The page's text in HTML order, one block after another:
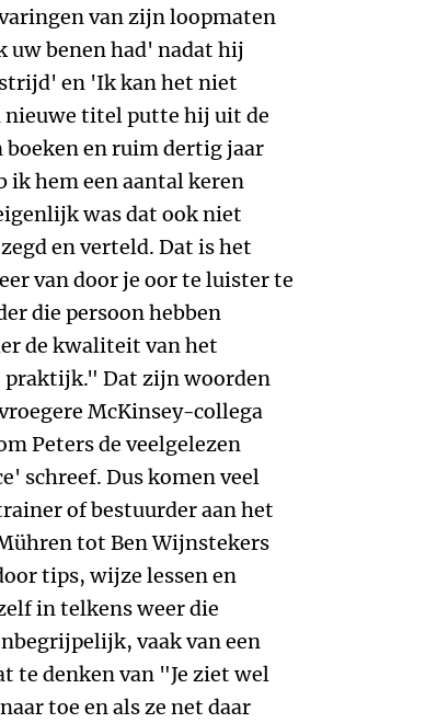
van zijn loopmaten
uw benen had' nadat hij
en 'Ik kan het niet
nieuwe titel putte hij uit de
en ruim dertig jaar
hem een aantal keren
was dat ook niet
en verteld. Dat is het
van door je oor te luister te
die persoon hebben
de kwaliteit van het
praktijk." Dat zijn woorden
McKinsey-collega
Peters de veelgelezen
schreef. Dus komen veel
of bestuurder aan het
tot Ben Wijnstekers
tips, wijze lessen en
in telkens weer die
vaak van een
te denken van "Je ziet wel
toe en als ze net daar